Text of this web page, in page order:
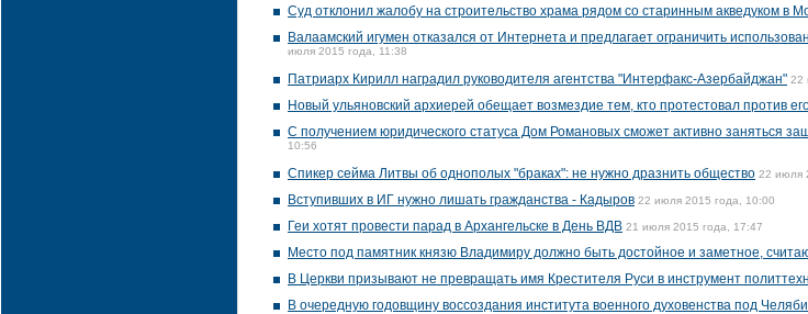
Суд отклонил жалобу на строительство храма рядом со старинным акведуком в
Валаамский игумен отказался от Интернета и предлагает ограничить
июля 2015 года, 11:38
Патриарх Кирилл наградил руководителя агентства "Интерфакс-Азербайджан" 22
Новый ульяновский архиерей обещает возмездие тем, кто протестовал против
С получением юридического статуса Дом Романовых сможет активно заняться
10:56
Спикер сейма Литвы об однополых "браках": не нужно дразнить общество 22 июля
Вступивших в ИГ нужно лишать гражданства - Кадыров 22 июля 2015 года, 10:00
Геи хотят провести парад в Архангельске в День ВДВ 21 июля 2015 года, 17:47
Место под памятник князю Владимиру должно быть достойное и заметное,
В Церкви призывают не превращать имя Крестителя Руси в инструмент
В очередную годовщину воссоздания института военного духовенства под